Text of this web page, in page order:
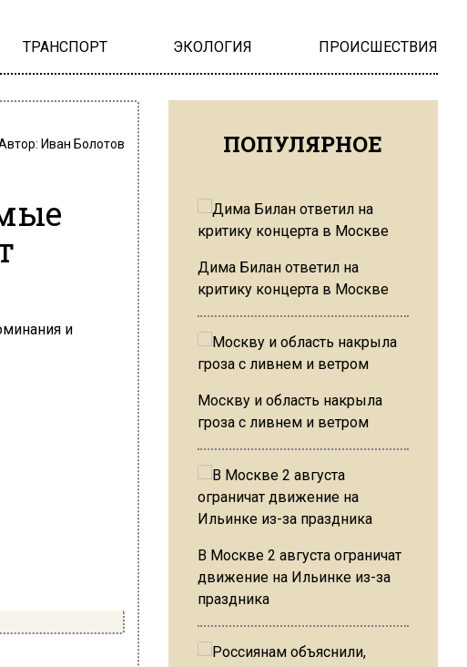
ТРАНСПОРТ ЭКОЛОГИЯ ПРОИСШЕСТВИЯ
Иван Болотов ПОПУЛЯРНОЕ
Дима Билан ответил на
критику концерта в Москве
Москву и область накрыла
гроза с ливнем и ветром
В Москве 2 августа ограничат
движение на Ильинке из-за
праздника